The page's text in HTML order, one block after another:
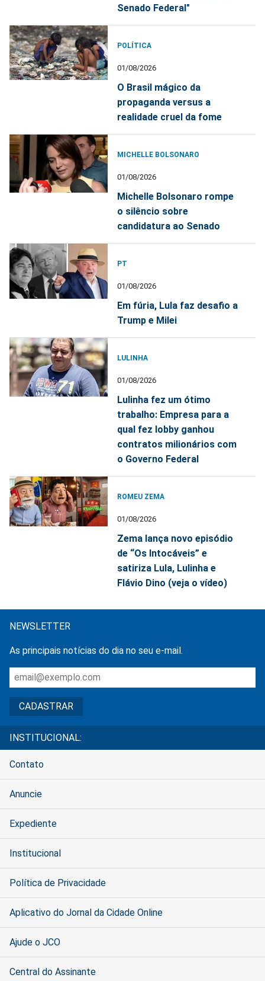
Senado Federal"
POLÍTICA
01/08/2026
O Brasil mágico da
propaganda versus a
realidade cruel da fome
MICHELLE BOLSONARO
01/08/2026
Michelle Bolsonaro rompe
o silêncio sobre
candidatura ao Senado
PT
01/08/2026
Em fúria, Lula faz desafio a
Trump e Milei
LULINHA
01/08/2026
Lulinha fez um ótimo
trabalho: Empresa para a
qual fez lobby ganhou
contratos milionários com
o Governo Federal
ROMEU ZEMA
01/08/2026
Zema lança novo episódio
de “Os Intocáveis” e
satiriza Lula, Lulinha e
Flávio Dino (veja o vídeo)
NEWSLETTER
As principais notícias do dia no seu e-mail.
INSTITUCIONAL:
Contato
Anuncie
Expediente
Institucional
Política de Privacidade
Aplicativo do Jornal da Cidade Online
Ajude o JCO
Central do Assinante